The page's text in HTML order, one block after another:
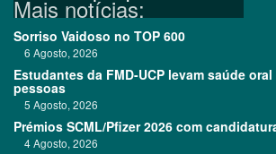
Mais notícias:
Sorriso Vaidoso no TOP 600
6 Agosto, 2026
Estudantes da FMD-UCP levam saúde
pessoas
5 Agosto, 2026
Prémios SCML/Pfizer 2026 com
4 Agosto, 2026